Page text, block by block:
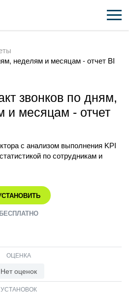
ВХОД
ВХОД
неделям и месяцам - отчет BI
звонков по дням,
и месяцам - отчет
с анализом выполнения KPI
по сотрудникам и
БЕСПЛАТНО
ОЦЕНКА
Нет оценок
УСТАНОВОК